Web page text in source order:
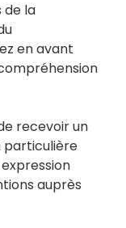
de la
en avant
recevoir un
particulière
auprès